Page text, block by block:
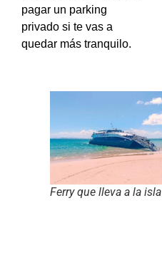
pagar un parking
privado si te vas a
quedar más tranquilo.
Ferry que lleva a la isla